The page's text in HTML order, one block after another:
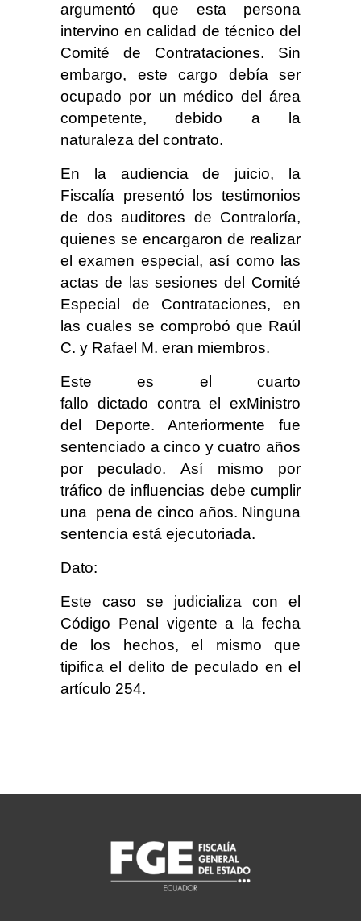
argumentó que esta persona
intervino en calidad de técnico del
Comité de Contrataciones. Sin
embargo, este cargo debía ser
ocupado por un médico del área
competente, debido a la
naturaleza del contrato.
En la audiencia de juicio, la
Fiscalía presentó los testimonios
de dos auditores de Contraloría,
quienes se encargaron de realizar
el examen especial, así como las
actas de las sesiones del Comité
Especial de Contrataciones, en
las cuales se comprobó que Raúl
C. y Rafael M. eran miembros.
Este es el cuarto
fallo dictado contra el exMinistro
del Deporte. Anteriormente fue
sentenciado a cinco y cuatro años
por peculado. Así mismo por
tráfico de influencias debe cumplir
una pena de cinco años. Ninguna
sentencia está ejecutoriada.
Dato:
Este caso se judicializa con el
Código Penal vigente a la fecha
de los hechos, el mismo que
tipifica el delito de peculado en el
artículo 254.